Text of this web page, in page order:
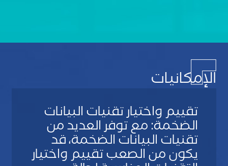
الإمكانيات
تقييم واختيار تقنيات البيانات
الضخمة: مع توفر العديد من
تقنيات البيانات الضخمة، قد
يكون من الصعب تقييم واختيار